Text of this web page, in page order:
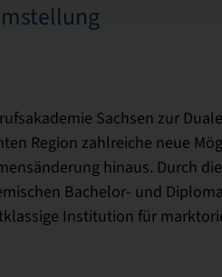
Sachsen zur
Region zahlreiche neue
hinaus. Durch
Bachelor- und
Institution für